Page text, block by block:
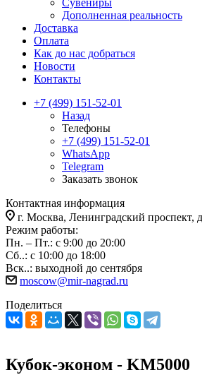
Сувениры
Дополненная реальность
Доставка
Оплата
Как до нас добраться
Новости
Контакты
+7 (499) 151-52-01
Назад
Телефоны
+7 (499) 151-52-01
WhatsApp
Telegram
Заказать звонок
Контактная информация
г. Москва, Ленинградский проспект,
Режим работы:
Пн. – Пт.: с 9:00 до 20:00
Сб..: с 10:00 до 18:00
Вск..: выходной до сентября
moscow@mir-nagrad.ru
Поделиться
Кубок-эконом - KM5000